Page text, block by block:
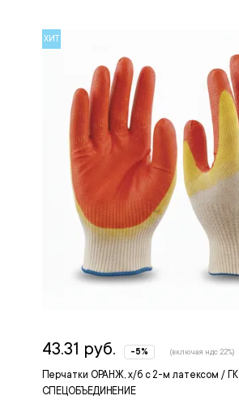
ХИТ
Перчатки ОРАНЖ, х/б с 2-м латексом / ГК
СПЕЦОБЪЕДИНЕНИЕ
43.31 руб. -5% (включая ндс 22%)